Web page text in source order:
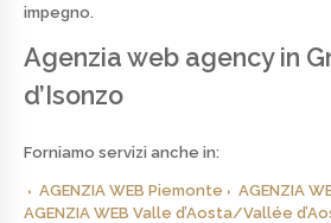
impegno.
Agenzia web agency in
d’Isonzo
Forniamo servizi anche in:
AGENZIA WEB Piemonte
AGENZIA
AGENZIA WEB Valle d’Aosta/Vallée